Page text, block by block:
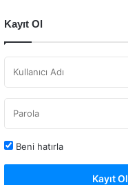
Kayıt Ol
Beni hatırla
Kayıt Ol